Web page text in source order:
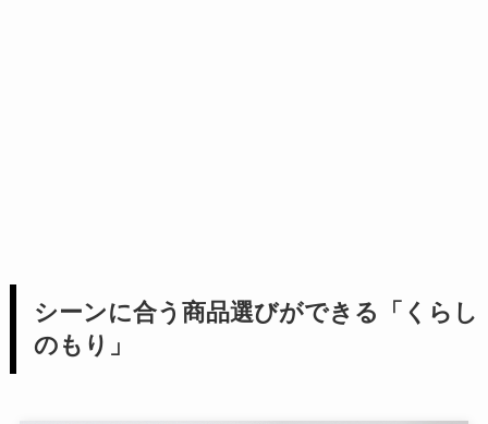
シーンに合う商品選びができる「くらし
のもり」